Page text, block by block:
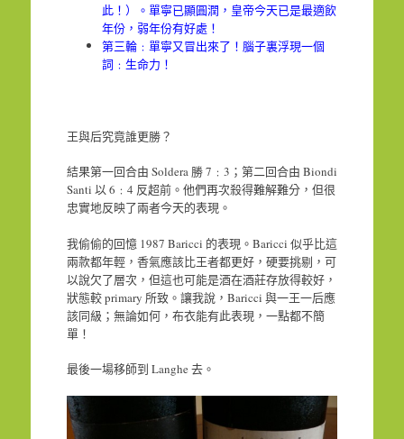
此！）。單寧已顯圓潤，皇帝今天已是最適飲
年份，弱年份有好處！
第三輪﹕單寧又冒出來了！腦子裏浮現一個
詞﹕生命力！
王與后究竟誰更勝？
結果第一回合由 Soldera 勝 7﹕3；第二回合由 Biondi
Santi 以 6﹕4 反超前。他們再次殺得難解難分，但很
忠實地反映了兩者今天的表現。
我偷偷的回憶 1987 Baricci 的表現。Baricci 似乎比這
兩款都年輕，香氣應該比王者都更好，硬要挑剔，可
以說欠了層次，但這也可能是酒在酒莊存放得較好，
狀態較 primary 所致。讓我說，Baricci 與一王一后應
該同級；無論如何，布衣能有此表現，一點都不簡
單！
最後一場移師到 Langhe 去。